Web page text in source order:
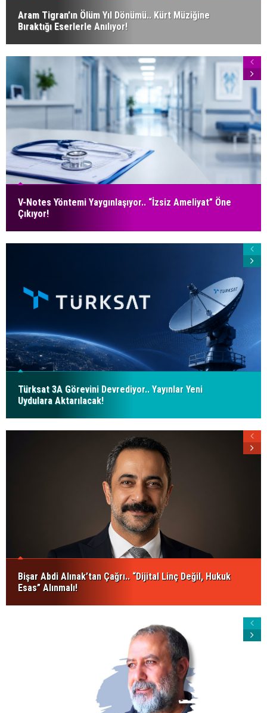
Aram Tigran’ın Ölüm Yıl Dönümü.. Kürt Müziğine
Bıraktığı Eserlerle Anılıyor!
V-Notes Yöntemi Yaygınlaşıyor.. “İzsiz Ameliyat” Öne
Çıkıyor!
Türksat 3A Görevini Devrediyor.. Yayınlar Yeni
Uydulara Aktarılacak!
Bişar Abdi Alınak’tan Çağrı.. “Dijital Linç Değil, Hukuk
Esas” Alınmalı!